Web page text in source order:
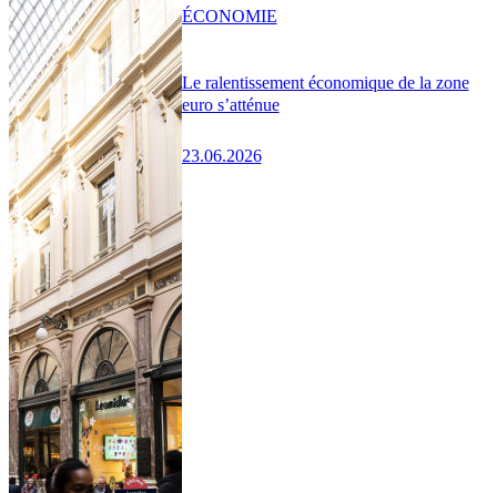
Le ralentissement économique de la zone
euro s’atténue
23.06.2026
ÉCONOMIE